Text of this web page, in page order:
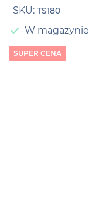
SKU: TS180
W magazynie
SUPER CENA